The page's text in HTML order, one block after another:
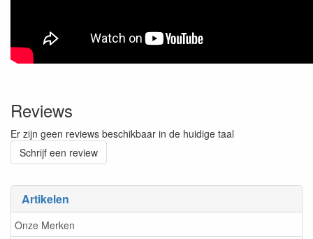
Artikelen
Onze Merken
Reviews
Er zijn geen reviews beschikbaar in de huidige taal
Schrijf een review